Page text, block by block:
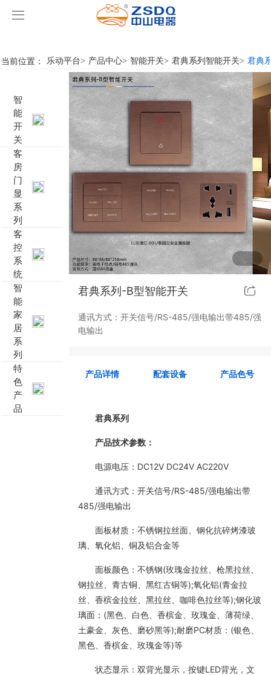
乐动平台
智能开关
名典系列智能开关
雅典系列智能开关
轻典系列智能开关
怡典系列智能开关
智典系列智能开关
靓典系列智能开关
睿典系列智能开关
新致系列智能开关
大板系列智能开关
精雕系列智能开关
70款的智能开关
客房门显系列
标准86门显
标准带房号门显
非标定制门显
客控系统
客控系统方案1
客控系统方案2
客控系统方案3
客控系统方案4
客控系统方案5
智能家居系列
电动窗帘
无线开关插座
特色产品
壁龛式插卡取电
乐动平台
行业新闻
成功案例
乐动平台-乐动（中国）
当前位置： 乐动平台> 产品中心> 智能开关> 君典系列智能开关> 君典
智
能
开
关
客
房
门
显
系
列
客
控
系
统
智
能
家
居
系
列
特
色
产
品
君典系列-B型智能开关
通讯方式：开关信号/RS-485/强电输出带485/强
电输出
产品详情 配套设备 产品色号
君典系列
产品技术参数：
电源电压：DC12V DC24V AC220V
通讯方式：开关信号/RS-485/强电输出带
485/强电输出
面板材质：不锈钢拉丝面、钢化抗碎烤漆玻
璃、氧化铝、铜及铝合金等
面板颜色：不锈钢(玫瑰金拉丝、枪黑拉丝、
钢拉丝、青古铜、黑红古铜等);氧化铝(青金拉
丝、香槟金拉丝、黑拉丝、咖啡色拉丝等);钢化玻
璃面：(黑色、白色、香槟金、玫瑰金、薄荷绿、
土豪金、灰色、磨砂黑等);耐磨PC材质：(银色、
黑色、香槟金、玫瑰金等)等
状态显示：双背光显示，按键LED背光，文